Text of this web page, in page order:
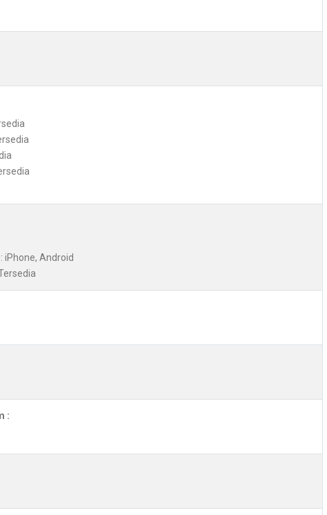
iPhone, Android
: